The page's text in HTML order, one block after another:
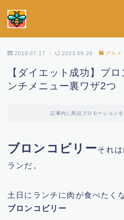
MENU
ホーム
俳優
ドラマ
2019.07.17 2023.09.26 グルメ
【ダイエット成功】ブ
ンチメニュー裏ワザ2つ
記事内に商品プロモーション
ブロンコビリーそれ
ランだ。
土日にランチに肉が食べたく
ブロンコビリー